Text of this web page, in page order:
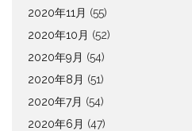
2020年11月 (55)
2020年10月 (52)
2020年9月 (54)
2020年8月 (51)
2020年7月 (54)
2020年6月 (47)